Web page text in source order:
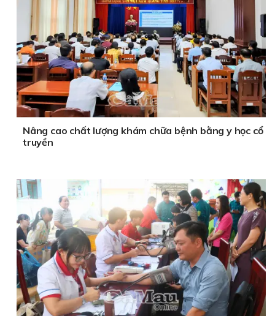
Nâng cao chất lượng khám chữa bệnh bằng y học cổ
truyền